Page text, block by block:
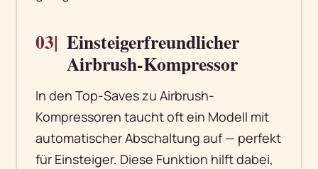
03| Einsteigerfreundlicher
Airbrush-Kompressor
In den Top-Saves zu Airbrush-
Kompressoren taucht oft ein Modell mit
automatischer Abschaltung auf — perfekt
für Einsteiger. Diese Funktion hilft dabei,